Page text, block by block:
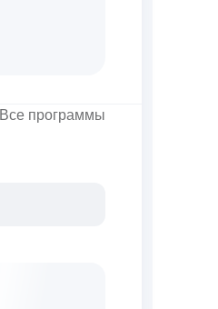
Все программы